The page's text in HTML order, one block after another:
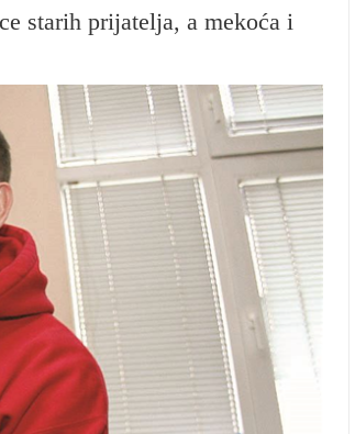
starih prijatelja, a mekoća i